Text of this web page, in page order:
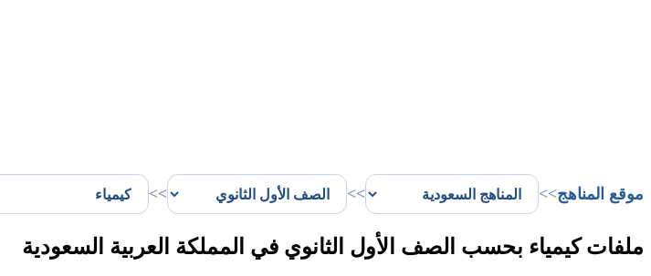
موقع المناهج>>
>>
>>
ملفات كيمياء بحسب الصف الأول الثانوي في المملكة العربية السعودية